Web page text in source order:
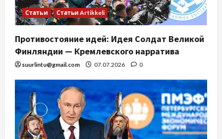
Статьи Статьи Artikkeli
Противостояние идей: Идея Солдат Великой
Финляндии — Кремлевского нарратива
suurlintu@gmail.com 07.07.2026 0